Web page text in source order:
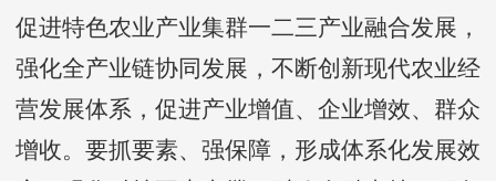
促进特色农业产业集群一二三产业融合发展，
强化全产业链协同发展，不断创新现代农业经
营发展体系，促进产业增值、企业增效、群众
增收。要抓要素、强保障，形成体系化发展效